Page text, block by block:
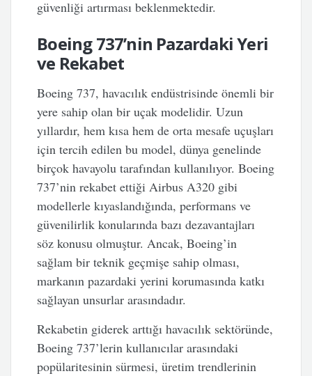
güvenliği artırması beklenmektedir.
Boeing 737’nin Pazardaki Yeri
ve Rekabet
Boeing 737, havacılık endüstrisinde önemli bir
yere sahip olan bir uçak modelidir. Uzun
yıllardır, hem kısa hem de orta mesafe uçuşları
için tercih edilen bu model, dünya genelinde
birçok havayolu tarafından kullanılıyor. Boeing
737’nin rekabet ettiği Airbus A320 gibi
modellerle kıyaslandığında, performans ve
güvenilirlik konularında bazı dezavantajları
söz konusu olmuştur. Ancak, Boeing’in
sağlam bir teknik geçmişe sahip olması,
markanın pazardaki yerini korumasında katkı
sağlayan unsurlar arasındadır.
Rekabetin giderek arttığı havacılık sektöründe,
Boeing 737’lerin kullanıcılar arasındaki
popülaritesinin sürmesi, üretim trendlerinin